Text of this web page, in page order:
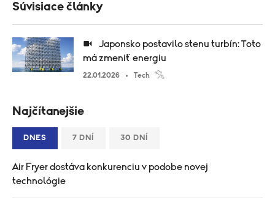
Súvisiace články
má zmeniť energiu
22.01.2026 Tech
Najčítanejšie
DNES 7 DNÍ 30 DNÍ
Air Fryer dostáva konkurenciu v podobe novej
technológie